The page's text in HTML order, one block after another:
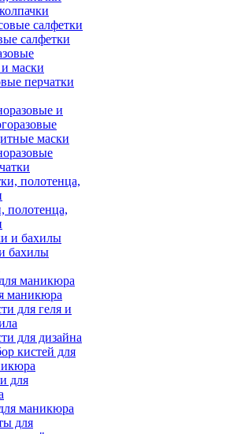
салфетки
перчатки
и
маски
полотенца,
бахилы
маникюра
для геля и
для дизайна
кистей для
маникюра